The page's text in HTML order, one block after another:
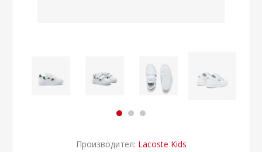
Производител: Lacoste Kids